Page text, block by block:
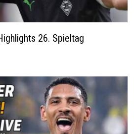
26. Spieltag